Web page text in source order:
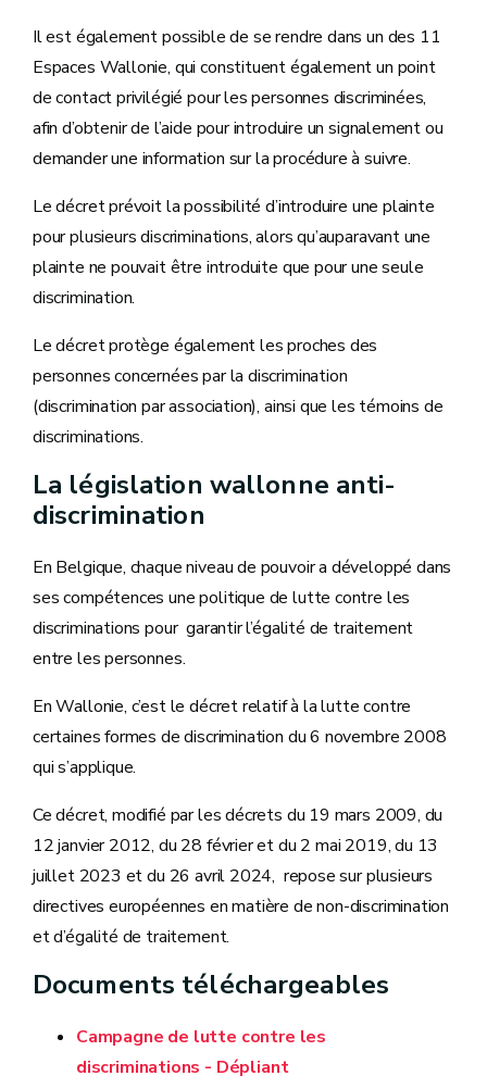
Il est également possible de se rendre dans un des 11
Espaces Wallonie, qui constituent également un point
de contact privilégié pour les personnes discriminées,
afin d’obtenir de l’aide pour introduire un signalement ou
demander une information sur la procédure à suivre.
Le décret prévoit la possibilité d’introduire une plainte
pour plusieurs discriminations, alors qu’auparavant une
plainte ne pouvait être introduite que pour une seule
discrimination.
Le décret protège également les proches des
personnes concernées par la discrimination
(discrimination par association), ainsi que les témoins de
discriminations.
La législation wallonne anti-
discrimination
En Belgique, chaque niveau de pouvoir a développé dans
ses compétences une politique de lutte contre les
discriminations pour garantir l’égalité de traitement
entre les personnes.
En Wallonie, c’est le décret relatif à la lutte contre
certaines formes de discrimination du 6 novembre 2008
qui s’applique.
Ce décret, modifié par les décrets du 19 mars 2009, du
12 janvier 2012, du 28 février et du 2 mai 2019, du 13
juillet 2023 et du 26 avril 2024, repose sur plusieurs
directives européennes en matière de non-discrimination
et d’égalité de traitement.
Documents téléchargeables
Campagne de lutte contre les
discriminations - Dépliant